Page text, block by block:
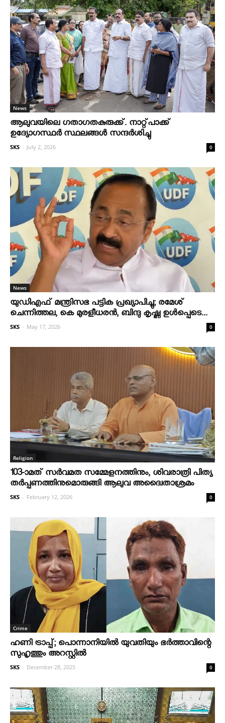
News
ആലുവയിലെ ഗതാഗതകുരുക്ക്. നാറ്റ്പാക്ക്
ഉദ്യോഗസ്ഥർ സ്ഥലങ്ങൾ സന്ദർശിച്ചു
SKS - July 2, 2026 0
News
യുഡിഎഫ് മന്ത്രിസഭ പട്ടിക പ്രഖ്യാപിച്ചു; രമേശ്
ചെന്നിത്തല, കെ മുരളീധരന്‍, ബിന്ദു കൃഷ്ണ ഉള്‍പ്പെടെ...
SKS - May 17, 2026 0
Religion
103-ാമത് സർവമത സമ്മേളനത്തിനും, ശിവരാത്രി പിത്യ
തർപ്പണത്തിനുമൊരുങ്ങി ആലുവ അദ്വൈതാശ്രമം
SKS - February 12, 2026 0
Crime
ഹണി ട്രാപ്പ്; പൊന്നാനിയില്‍ യുവതിയും ഭര്‍ത്താവിന്റെ
സുഹൃത്തും അറസ്റ്റില്‍
SKS - December 28, 2025 0